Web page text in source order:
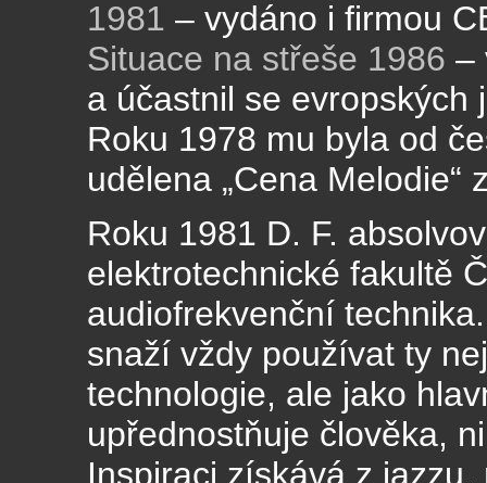
1981 – vydáno i firmou
Situace na střeše 1986 –
a účastnil se evropských
Roku 1978 mu byla od
udělena „Cena Melodie“
Roku 1981 D. F.
elektrotechnické fakultě
audiofrekvenční
snaží vždy používat ty
technologie, ale jako
upřednostňuje člověka,
Inspiraci získává z